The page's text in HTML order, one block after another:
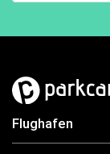
Flughafen